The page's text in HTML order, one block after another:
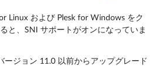
Linux および Plesk for Windows をク
と、SNI サポートがオンになっていま
ージョン 11.0 以前からアップグレード